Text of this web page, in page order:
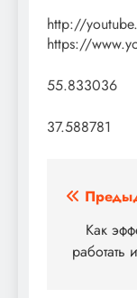
http://
https://
55.833036
37.588781
поКак
работать